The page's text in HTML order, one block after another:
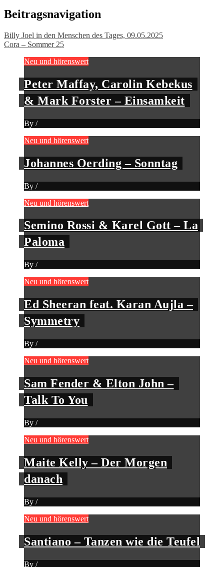
Beitragsnavigation
Billy Joel in den Menschen des Tages, 09.05.2025
Cora – Sommer 25
Neu und hörenswert
Peter Maffay, Carolin Kebekus
& Mark Forster – Einsamkeit
By /
Neu und hörenswert
Johannes Oerding – Sonntag
By /
Neu und hörenswert
Semino Rossi & Karel Gott – La
Paloma
By /
Neu und hörenswert
Ed Sheeran feat. Karan Aujla –
Symmetry
By /
Neu und hörenswert
Sam Fender & Elton John –
Talk To You
By /
Neu und hörenswert
Maite Kelly – Der Morgen
danach
By /
Neu und hörenswert
Santiano – Tanzen wie die Teufel
By /